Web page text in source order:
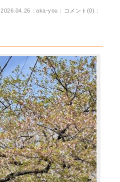
2026.04.26：aka-you： コメント(0) ：